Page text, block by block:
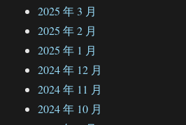
2025 年 3 月
2025 年 2 月
2025 年 1 月
2024 年 12 月
2024 年 11 月
2024 年 10 月